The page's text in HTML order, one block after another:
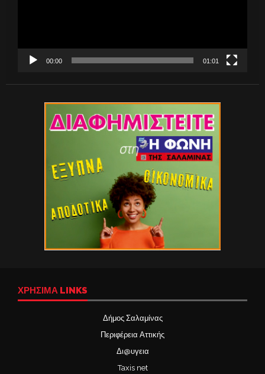
00:00 01:01
ΧΡΉΣΙΜΑ LINKS
Δήμος Σαλαμίνας
Περιφέρεια Αττικής
Δι@υγεια
Taxis net